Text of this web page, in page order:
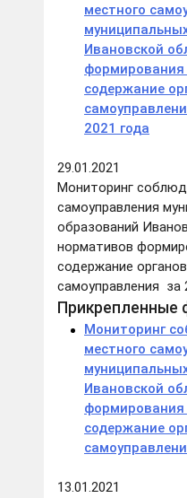
местного
Ивановской
формирования
содержание
2021 года
29.01.2021
Мониторинг
самоуправления
образований
нормативов
содержание
самоуправления за
Прикрепленные
Мониторинг
местного
Ивановской
формирования
содержание
13.01.2021